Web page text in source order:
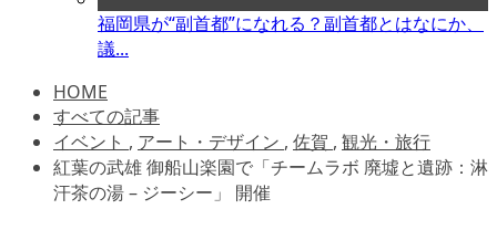
福岡県が“副首都”になれる？副首都とはなにか、
議...
HOME
すべての記事
イベント , アート・デザイン , 佐賀 , 観光・旅行
紅葉の武雄 御船山楽園で「チームラボ 廃墟と遺跡：淋
汗茶の湯 – ジーシー」 開催